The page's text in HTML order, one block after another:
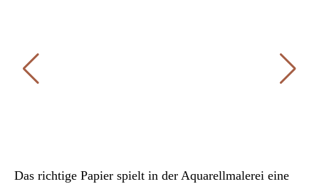
Das richtige Papier spielt in der Aquarellmalerei eine